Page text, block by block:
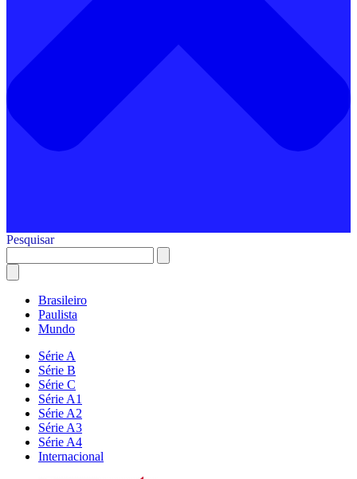
Pesquisar
Brasileiro
Paulista
Mundo
Série A
Série B
Série C
Série A1
Série A2
Série A3
Série A4
Internacional